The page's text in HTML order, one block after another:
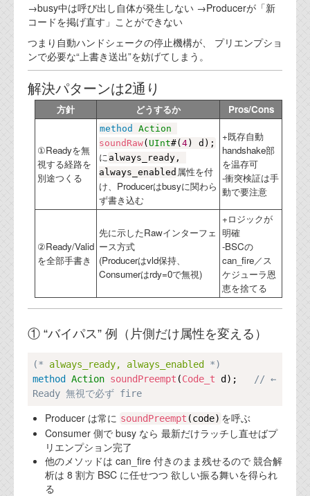
設計用語集
FAQ
お問い合わせフォーム
→busy中は呼び出し自体が発生しない →Producerが「新
コードを掲げ直す」ことができない
つまり自動ハンドシェークの停止機構が、 プリエンプショ
ンで必要な“上書き送出”を妨げてしまう。
解決パターンは2通り
方針 どうするか Pros/Cons
①Readyを無
視する経路を
別途つくる
method
Action
soundRaw( UInt#( 4) d);
に always_ready,
always_enabled 属性を付
け、Producerはbusyに関わら
ず書き込む
+既存自動
handshake部
を温存可
-衝突検証は手
動で要注意
②Ready/Valid
を全部手書き
先に示したRawインターフェ
ース方式
(Producerはvld保持、
Consumerはrdy=0で無視)
+ロジックが
明確
-BSCの
can_fire／ス
ケジューラ恩
恵を捨てる
① “バイパス” 例（片側だけ属性を変える）
(* always_ready, always_enabled *)
method
Action soundPreempt (Code_t d);
// ←
Ready 無視で必ず fire
Producer は常に soundPreempt (code) を呼ぶ
Consumer 側で busy なら 最新だけラッチし直せばプ
リエンプション完了
他のメソッドは can_fire 付きのまま残せるので 競合解
析は 8 割方 BSC に任せつつ 欲しい振る舞いを得られ
る